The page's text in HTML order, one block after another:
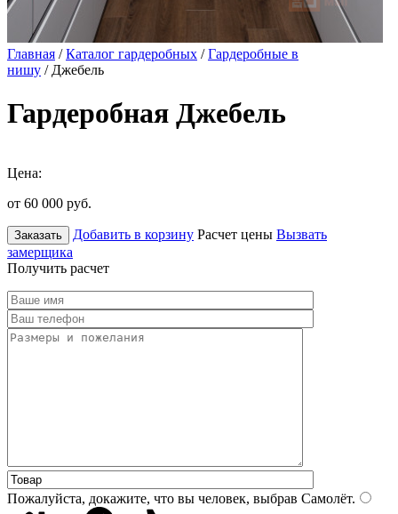
Главная /Каталог гардеробных /Гардеробные в
нишу / Джебель
Гардеробная Джебель
Цена:
от 60 000 руб.
Заказать Добавить в корзину Расчет цены Вызвать
замерщика
Получить расчет
Пожалуйста, докажите, что вы человек, выбрав Самолёт.